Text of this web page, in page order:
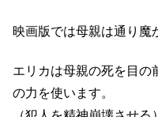
映画版では母親は通り魔
エリカは母親の死を目の
の力を使います。